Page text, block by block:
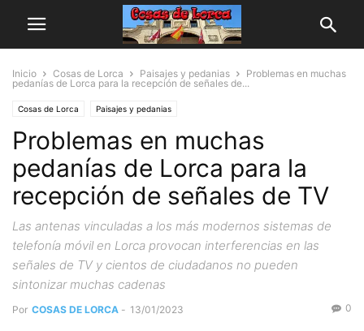
Inicio Cosas de Lorca Paisajes y pedanias
Problemas en muchas
pedanías de Lorca para la recepción de señales de...
Cosas de Lorca Paisajes y pedanias
Problemas en muchas
pedanías de Lorca para la
recepción de señales de TV
Las antenas vinculadas a los más modernos sistemas de
telefonía móvil en Lorca provocan interferencias en las
señales de TV y cientos de ciudadanos no pueden
sintonizar muchas cadenas
Por COSAS DE LORCA - 13/01/2023 0